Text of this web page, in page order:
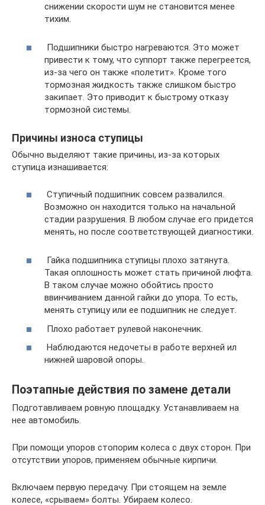
снижении скорости шум не становится менее
тихим.
​ Подшипники быстро нагреваются. Это может
привести к тому, что суппорт также перегреется,
из-за чего он также «полетит». Кроме того
тормозная жидкость также слишком быстро
закипает. Это приводит к быстрому отказу
тормозной системы.
Причины износа ступицы
Обычно выделяют такие причины, из-за которых
ступица изнашивается:
​ Ступичный подшипник совсем развалился.
Возможно он находится только на начальной
стадии разрушения. В любом случае его придется
менять, но после соответствующей диагностики.
​ Гайка подшипника ступицы плохо затянута.
Такая оплошность может стать причиной люфта.
В таком случае можно обойтись просто
ввинчиванием данной гайки до упора. То есть,
менять ступицу или ее подшипник не следует.
​ Плохо работает рулевой наконечник.
​ Наблюдаются недочеты в работе верхней ил
нижней шаровой опоры.
Поэтапные действия по замене детали
Подготавливаем ровную площадку. Устанавливаем на
нее автомобиль.
При помощи упоров стопорим колеса с двух сторон. При
отсутствии упоров, применяем обычные кирпичи.
Включаем первую передачу. При стоящем на земле
колесе, «срываем» болты. Убираем колесо.